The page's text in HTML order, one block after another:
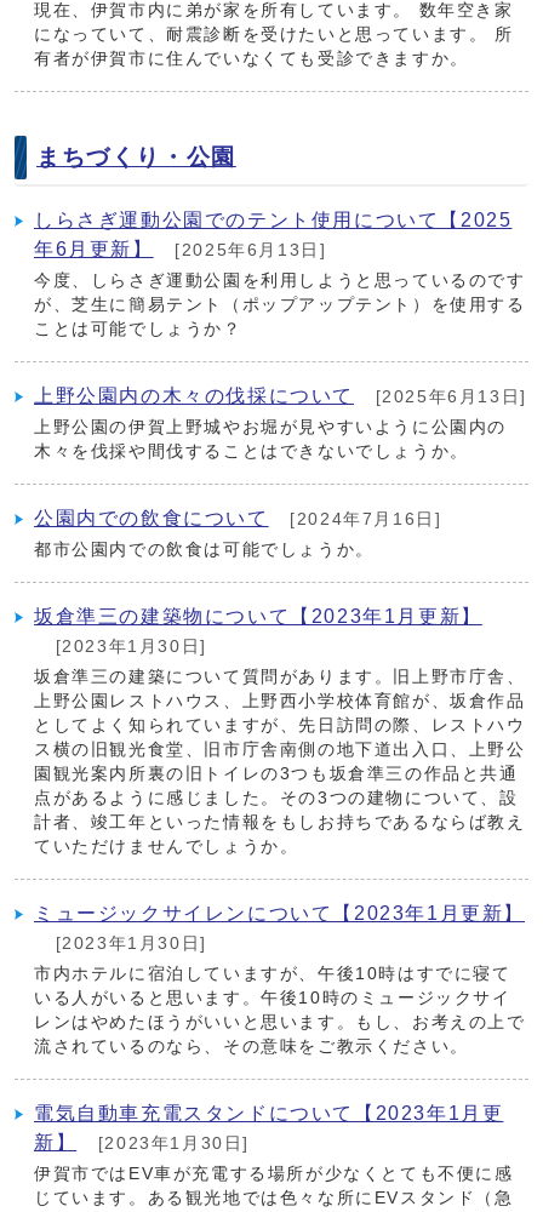
現在、伊賀市内に弟が家を所有しています。 数年空き家
になっていて、耐震診断を受けたいと思っています。 所
有者が伊賀市に住んでいなくても受診できますか。
まちづくり・公園
しらさぎ運動公園でのテント使用について【2025
年6月更新】
[2025年6月13日]
今度、しらさぎ運動公園を利用しようと思っているのです
が、芝生に簡易テント（ポップアップテント）を使用する
ことは可能でしょうか？
上野公園内の木々の伐採について
[2025年6月13日]
上野公園の伊賀上野城やお堀が見やすいように公園内の
木々を伐採や間伐することはできないでしょうか。
公園内での飲食について
[2024年7月16日]
都市公園内での飲食は可能でしょうか。
坂倉準三の建築物について【2023年1月更新】
[2023年1月30日]
坂倉準三の建築について質問があります。旧上野市庁舎、
上野公園レストハウス、上野西小学校体育館が、坂倉作品
としてよく知られていますが、先日訪問の際、レストハウ
ス横の旧観光食堂、旧市庁舎南側の地下道出入口、上野公
園観光案内所裏の旧トイレの3つも坂倉準三の作品と共通
点があるように感じました。その3つの建物について、設
計者、竣工年といった情報をもしお持ちであるならば教え
ていただけませんでしょうか。
ミュージックサイレンについて【2023年1月更新】
[2023年1月30日]
市内ホテルに宿泊していますが、午後10時はすでに寝て
いる人がいると思います。午後10時のミュージックサイ
レンはやめたほうがいいと思います。もし、お考えの上で
流されているのなら、その意味をご教示ください。
電気自動車充電スタンドについて【2023年1月更
新】
[2023年1月30日]
伊賀市ではEV車が充電する場所が少なくとても不便に感
じています。ある観光地では色々な所にEVスタンド（急